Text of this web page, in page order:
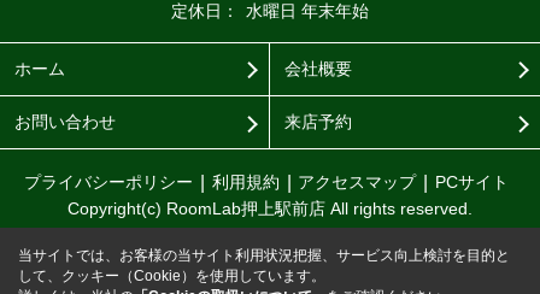
定休日：
水曜日 年末年始
ホーム 会社概要
お問い合わせ 来店予約
プライバシーポリシー 利用規約 アクセスマップ
PCサイト
Copyright(c) RoomLab押上駅前店 All rights reserved.
当サイトでは、お客様の当サイト利用状況把握、サービス向上検討を目的と
して、クッキー（Cookie）を使用しています。